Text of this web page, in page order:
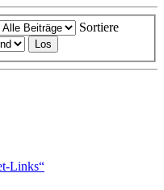
Sortiere
Links“